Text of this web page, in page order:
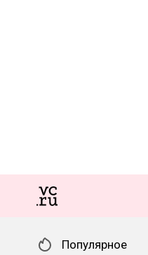
Популярное